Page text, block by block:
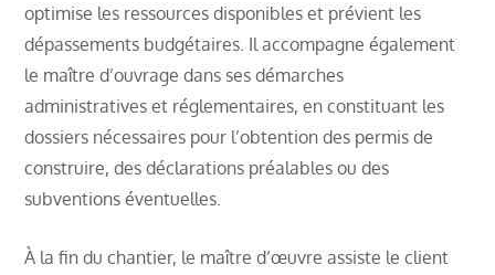
optimise les ressources disponibles et prévient les
dépassements budgétaires. Il accompagne également
le maître d’ouvrage dans ses démarches
administratives et réglementaires, en constituant les
dossiers nécessaires pour l’obtention des permis de
construire, des déclarations préalables ou des
subventions éventuelles.
À la fin du chantier, le maître d’œuvre assiste le client